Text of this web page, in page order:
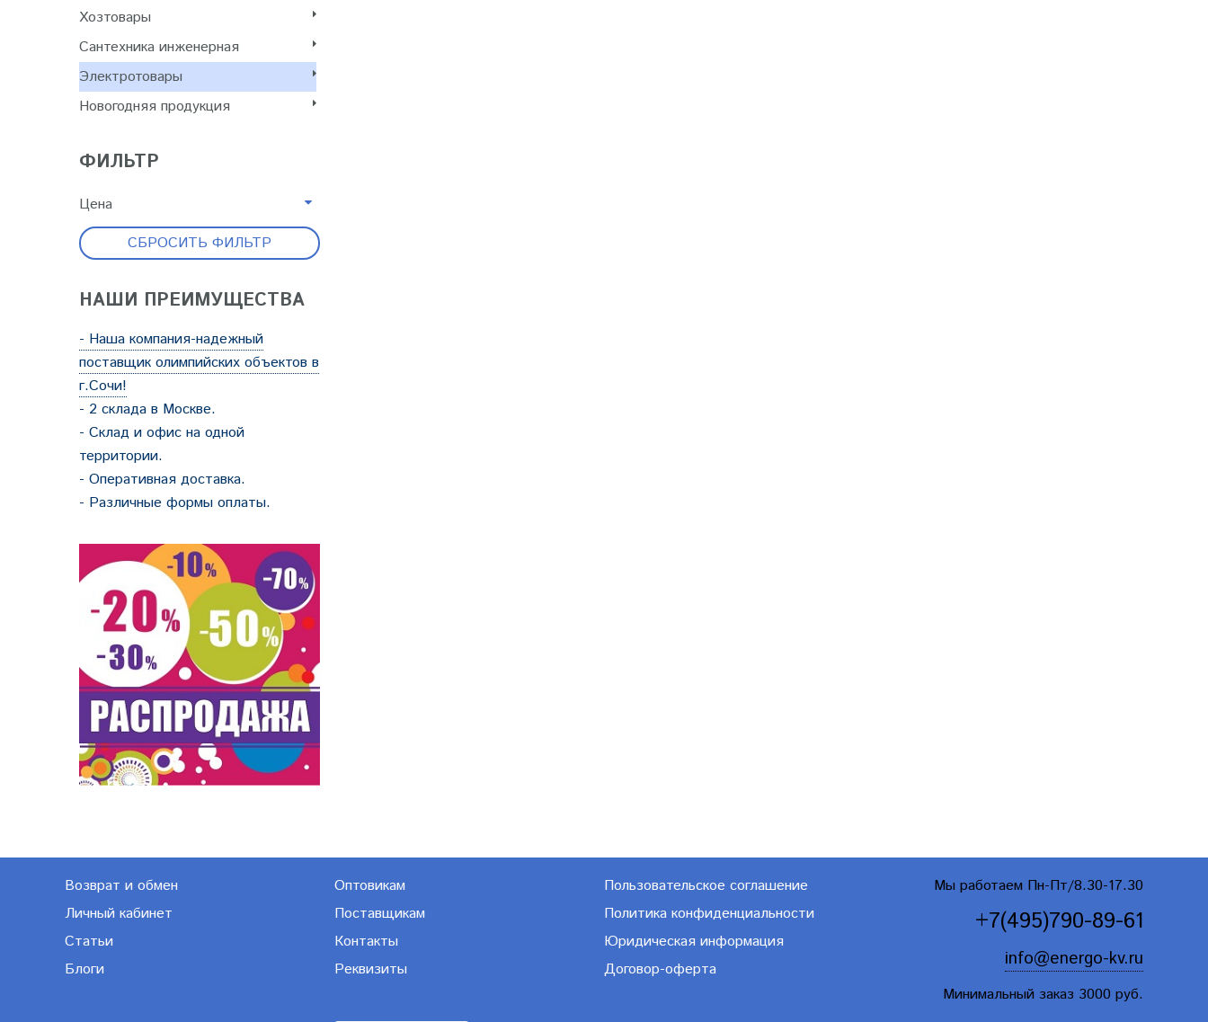
Хозтовары
Сантехника инженерная
Электротовары
Новогодняя продукция
ФИЛЬТР
Цена
СБРОСИТЬ ФИЛЬТР
НАШИ ПРЕИМУЩЕСТВА
- Наша компания-надежный
поставщик олимпийских объектов в
г.Сочи!
- 2 склада в Москве.
- Склад и офис на одной
территории.
- Оперативная доставка.
- Различные формы оплаты.
Возврат и обмен
Личный кабинет
Статьи
Блоги
Оптовикам
Поставщикам
Контакты
Реквизиты
Пользовательское соглашение
Политика конфиденциальности
Юридическая информация
Договор-оферта
Мы работаем Пн-Пт/8.30-17.30
+7(495)790-89-61
info@energo-kv.ru
Минимальный заказ 3000 руб.